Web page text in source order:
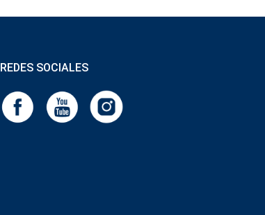
REDES SOCIALES